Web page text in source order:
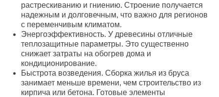
растрескиванию и гниению. Строение получается
надежным и долговечным, что важно для регионов
с переменчивым климатом.
Энергоэффективность. У древесины отличные
теплозащитные параметры. Это существенно
снижает затраты на обогрев дома и
кондиционирование.
Быстрота возведения. Сборка жилья из бруса
занимает меньше времени, чем строительство из
кирпича или бетона. Готовые элементы